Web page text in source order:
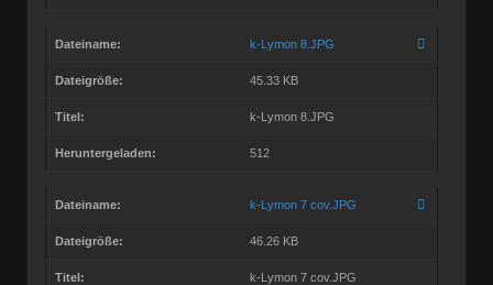
Dateiname: k-Lymon 8.JPG
Dateigröße: 45.33 KB
Titel: k-Lymon 8.JPG
Heruntergeladen: 512
Dateiname: k-Lymon 7 cov.JPG
Dateigröße: 46.26 KB
Titel: k-Lymon 7 cov.JPG